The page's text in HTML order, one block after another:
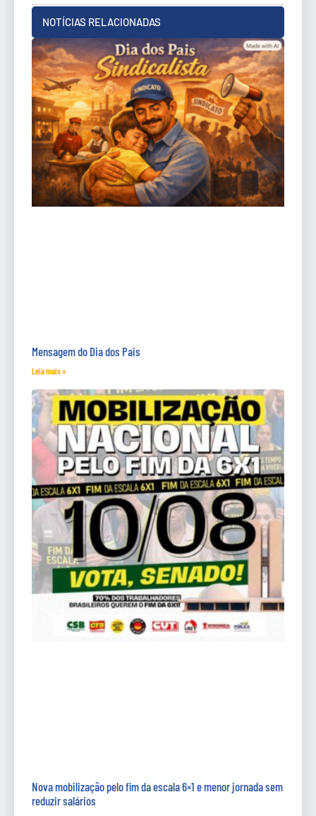
NOTÍCIAS RELACIONADAS
Mensagem do Dia dos Pais
Leia mais »
Nova mobilização pelo fim da escala 6×1 e menor jornada sem
reduzir salários